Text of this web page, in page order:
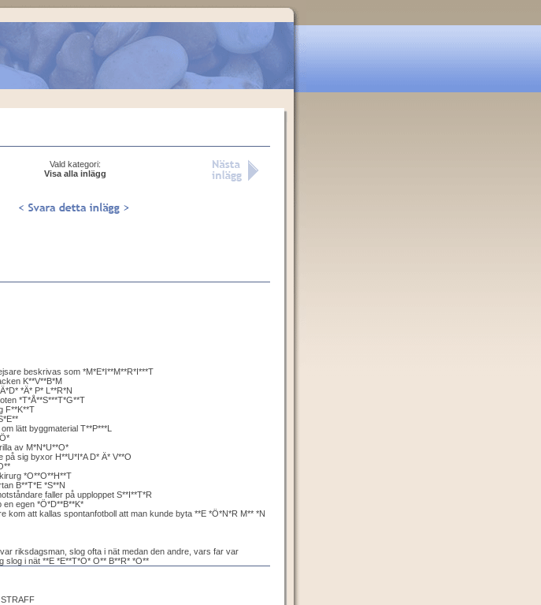
Vald kategori:
Visa alla inlägg
beskrivas som *M*E*I**M**R*I***T
K**V**B*M
*Ä* P* L**R*N
*T*Å**S***T*G**T
F**K**T
lätt byggmaterial T**P***L
av M*N*U**O*
på sig byxor H**U*I*A D* Ä* V**O
*O**O**H**T
B**T*E *S**N
faller på upploppet S**I**T*R
en egen *Ö*D**B**K*
kom att kallas spontanfotboll att man kunde byta **E *Ö*N*R M** *N
riksdagsman, slog ofta i nät medan den andre, vars far var
slog i nät **E *E**T*O* O** B**R* *O**